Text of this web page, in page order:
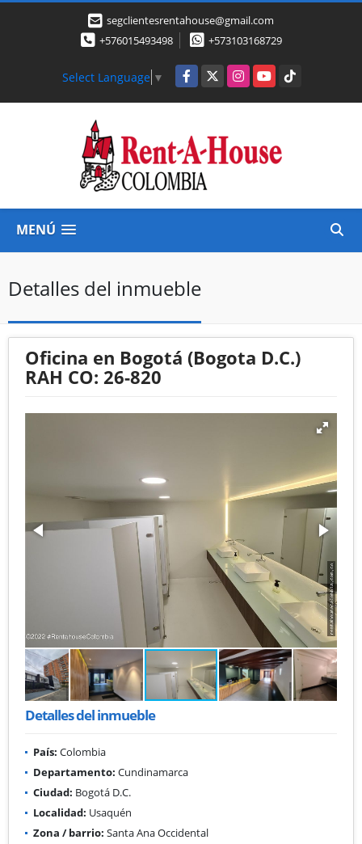
segclientesrentahouse@gmail.com
+576015493498
+573103168729
Select Language ▼ Facebook
X InstagramYouTubeTikTok
MENÚ
Detalles del inmueble
Oficina en Bogotá (Bogota D.C.)
RAH CO: 26-820
Detalles del inmueble
País: Colombia
Departamento: Cundinamarca
Ciudad: Bogotá D.C.
Localidad: Usaquén
Zona / barrio: Santa Ana Occidental